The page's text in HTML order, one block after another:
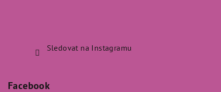
Sledovat na Instagramu
Facebook